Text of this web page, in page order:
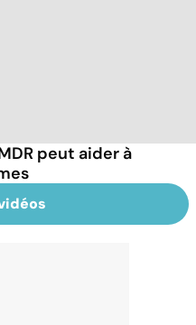
peut aider à